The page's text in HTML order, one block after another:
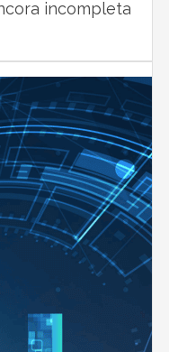
incompleta